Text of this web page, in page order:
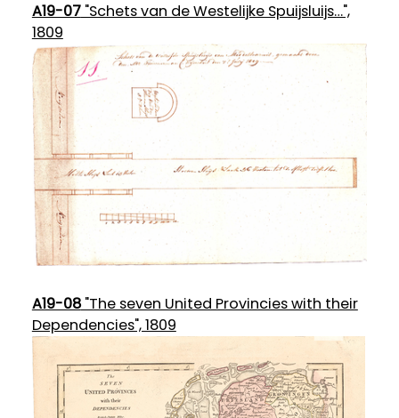
A19-07"Schets van de Westelijke Spuijsluijs…",
1809
A19-08"The seven United Provincies with their
Dependencies", 1809